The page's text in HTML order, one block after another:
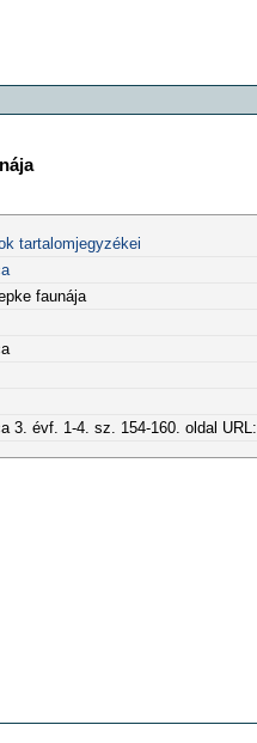
tartalomjegyzékei
faunája
3. évf. 1-4. sz. 154-160. oldal URL: